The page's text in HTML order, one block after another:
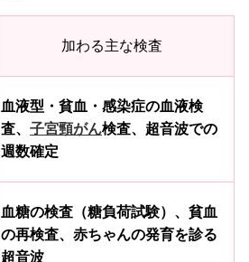
加わる主な検査
血液型・貧血・感染症の血液検
査、 子宮頸がん検査、超音波での
週数確定
血糖の検査（糖負荷試験）、貧血
の再検査、赤ちゃんの発育を診る
超音波